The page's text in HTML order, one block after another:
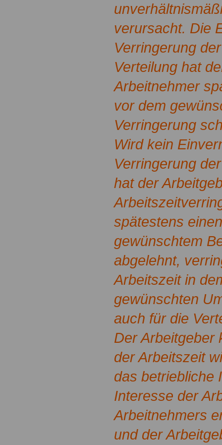
verursacht. Die
Verringerung
Verteilung hat
Arbeitnehmer
vor dem
Verringerung
Wird kein
Verringerung
hat der
spätestens
gewünschtem
abgelehnt,
Arbeitszeit in
gewünschten
auch für die
Der Arbeitgeber
der Arbeitszeit
das betriebliche
Interesse der
Arbeitnehmers
und der